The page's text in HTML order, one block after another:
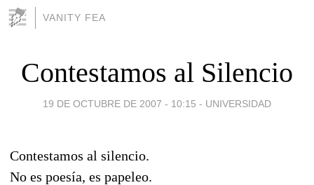
VANITY FEA
Contestamos al Silencio
19 DE OCTUBRE DE 2007 - 10:15 - UNIVERSIDAD
Contestamos al silencio.
No es poesía, es papeleo.